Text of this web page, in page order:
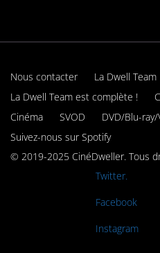
Nous contacter
La Dwell Team
La Dwell Team est complète !
Cinéma
SVOD
DVD/Blu-ray/
Suivez-nous sur Spotify
© 2019-2025 CinéDweller. Tous
Twitter.
Facebook
Instagram